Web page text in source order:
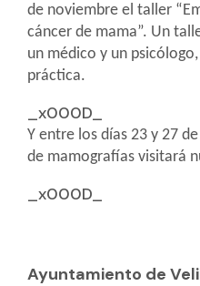
de noviembre el taller
cáncer de mama”. Un
un médico y un
práctica.
_x000D_
Y entre los días 23 y 27
de mamografías visitará
_x000D_
Ayuntamiento de